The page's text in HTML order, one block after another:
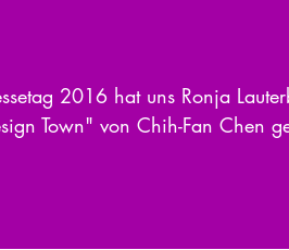
2016 hat uns Ronja
Town" von Chih-Fan Chen